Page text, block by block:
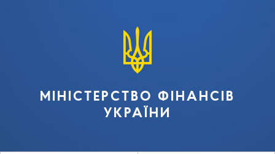
МІНІСТЕРСТВО ФІНАНСІВ
УКРАЇНИ